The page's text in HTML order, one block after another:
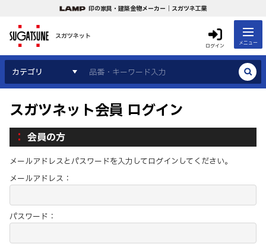
印の家具・建築金物メーカー｜スガツネ工業
スガツネット
ログイン メニュー
カテゴリ
スガツネット会員 ログイン
会員の方
メールアドレスとパスワードを入力してログインしてください。
メールアドレス：
パスワード：